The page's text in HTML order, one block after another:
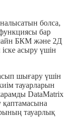
болса,
бар
БКМ және 2Д
асыру үшін
шығару үшін
тауарларын
DataMatrix
қаптамасына
тауарлық